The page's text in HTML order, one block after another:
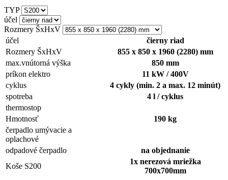
TYP
účel
Rozmery ŠxHxV
účel
čierny riad
Rozmery ŠxHxV
855 x 850 x 1960 (2280) mm
max.vnútorná výška
850 mm
príkon elektro
11 kW / 400V
cyklus
4 cykly (min. 2 a max. 12 minút)
spotreba
4 l / cyklus
thermostop
Hmotnosť
190 kg
čerpadlo umývacie a
oplachové
odpadové čerpadlo
na objednanie
Koše S200
1x nerezová mriežka
700x700mm